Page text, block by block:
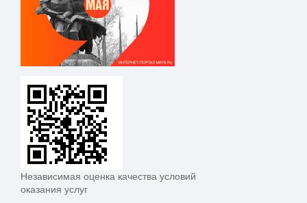
Независимая оценка качества условий
оказания услуг